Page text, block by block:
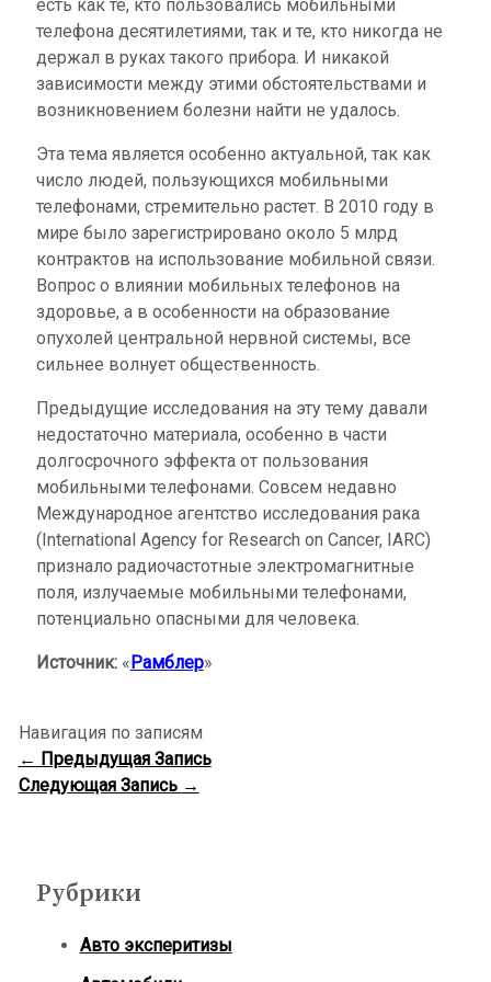
есть как те, кто пользовались мобильными
телефона десятилетиями, так и те, кто никогда не
держал в руках такого прибора. И никакой
зависимости между этими обстоятельствами и
возникновением болезни найти не удалось.
Эта тема является особенно актуальной, так как
число людей, пользующихся мобильными
телефонами, стремительно растет. В 2010 году в
мире было зарегистрировано около 5 млрд
контрактов на использование мобильной связи.
Вопрос о влиянии мобильных телефонов на
здоровье, а в особенности на образование
опухолей центральной нервной системы, все
сильнее волнует общественность.
Предыдущие исследования на эту тему давали
недостаточно материала, особенно в части
долгосрочного эффекта от пользования
мобильными телефонами. Совсем недавно
Международное агентство исследования рака
(International Agency for Research on Cancer, IARC)
признало радиочастотные электромагнитные
поля, излучаемые мобильными телефонами,
потенциально опасными для человека.
Источник:«Рамблер»
Навигация по записям
← Предыдущая Запись
Следующая Запись →
Рубрики
Авто эксперитизы